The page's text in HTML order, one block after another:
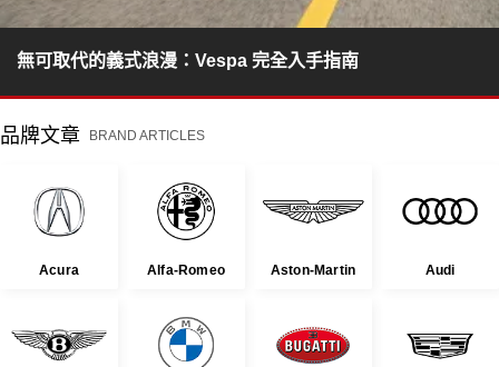
無可取代的義式浪漫：Vespa 完全入手指南
品牌文章 BRAND ARTICLES
Acura Alfa-Romeo Aston-Martin Audi